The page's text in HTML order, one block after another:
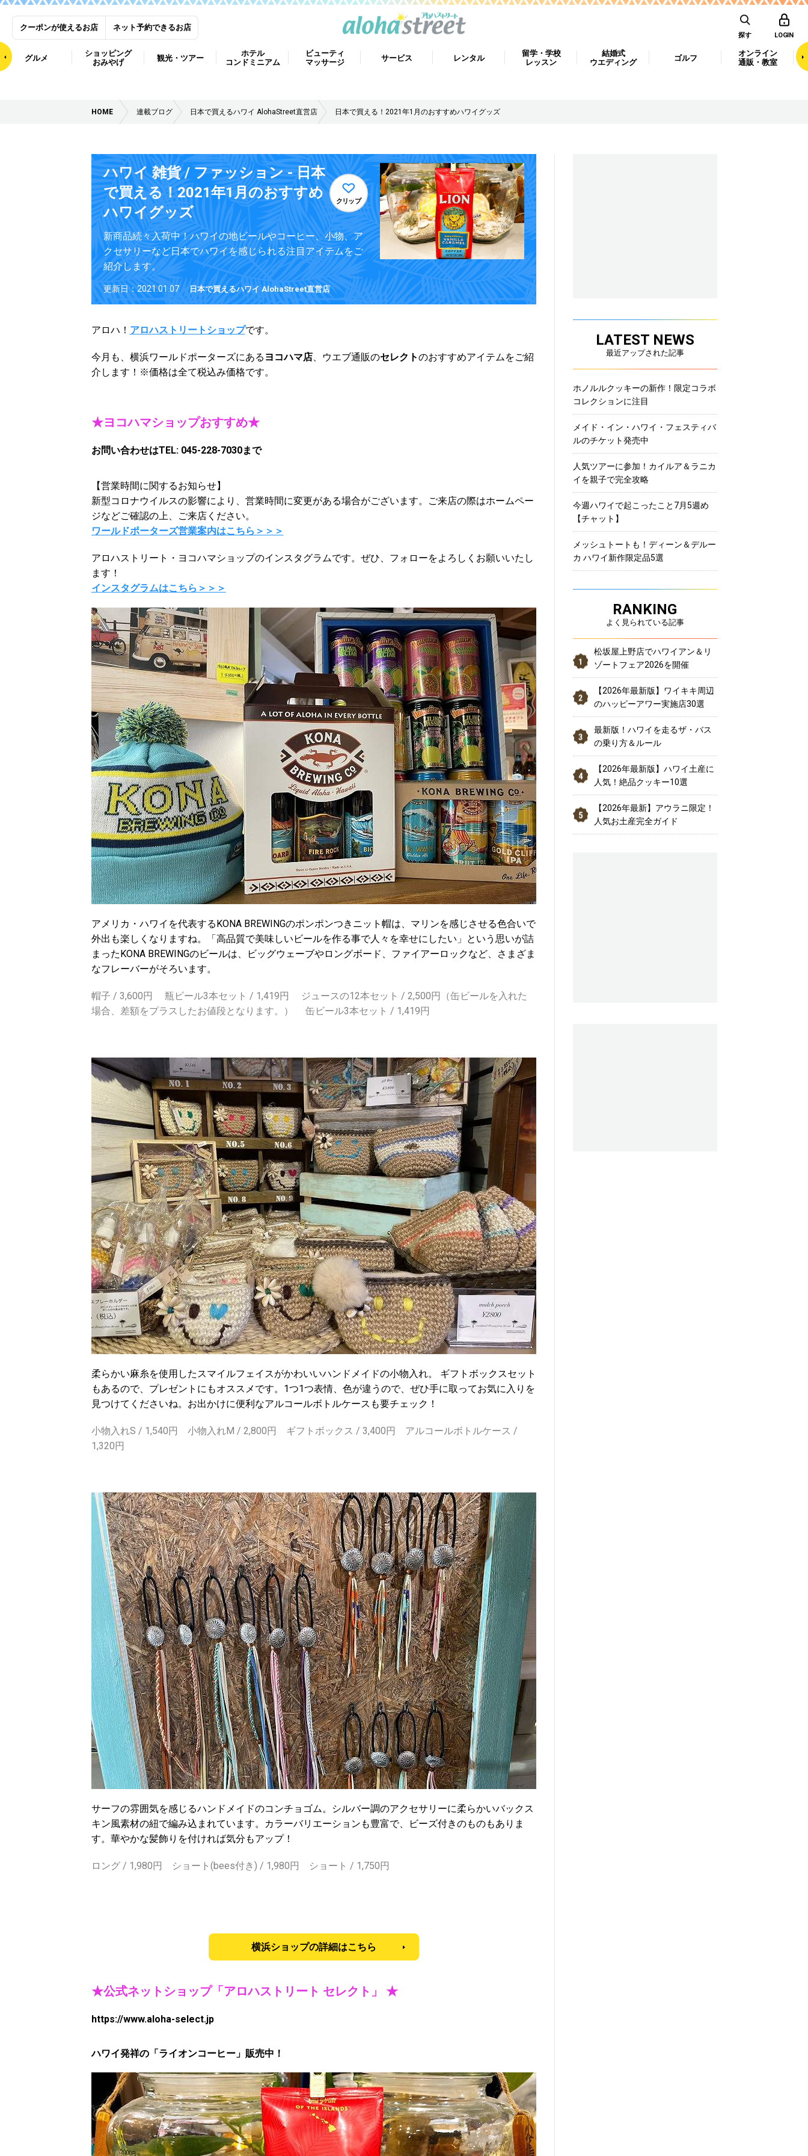
クーポンが使えるお店 ネット予約できるお店
探す LOGIN
グルメ
ショッピング
おみやげ
観光・ツアー
ホテル
コンドミニアム
ビューティ
マッサージ
サービス レンタル
留学・学校
レッスン
結婚式
ウエディング
ゴルフ
オンライン
通販・教室
HOME 連載ブログ 日本で買えるハワイ AlohaStreet直営店 日本で買える！2021年1月のおすすめハワイグッズ
ハワイ 雑貨 / ファッション - 日本
で買える！2021年1月のおすすめ
ハワイグッズ
クリップ
新商品続々入荷中！ハワイの地ビールやコーヒー、小物、ア
クセサリーなど日本でハワイを感じられる注目アイテムをご
紹介します。
更新日：2021.01.07 日本で買えるハワイ AlohaStreet直営店
アロハ！ アロハストリートショップです。
今月も、横浜ワールドポーターズにある ヨコハマ店、ウエブ通販のセレクトのおすすめアイテムをご紹
介します！※価格は全て税込み価格です。
★ヨコハマショップおすすめ★
お問い合わせはTEL: 045-228-7030まで
【営業時間に関するお知らせ】
新型コロナウイルスの影響により、営業時間に変更がある場合がございます。ご来店の際はホームペー
ジなどご確認の上、ご来店ください。
ワールドポーターズ営業案内はこちら＞＞＞
アロハストリート・ヨコハマショップのインスタグラムです。ぜひ、フォローをよろしくお願いいたし
ます！
インスタグラムはこちら＞＞＞
アメリカ・ハワイを代表するKONA BREWINGのポンポンつきニット帽は、マリンを感じさせる色合いで
外出も楽しくなりますね。「高品質で美味しいビールを作る事で人々を幸せにしたい」という思いが詰
まったKONA BREWINGのビールは、ビッグウェーブやロングボード、ファイアーロックなど、さまざま
なフレーバーがそろいます。
帽子 / 3,600円 瓶ビール3本セット / 1,419円 ジュースの12本セット / 2,500円（缶ビールを入れた
場合、差額をプラスしたお値段となります。） 缶ビール3本セット / 1,419円
柔らかい麻糸を使用したスマイルフェイスがかわいいハンドメイドの小物入れ。 ギフトボックスセット
もあるので、プレゼントにもオススメです。1つ1つ表情、色が違うので、ぜひ手に取ってお気に入りを
見つけてくださいね。お出かけに便利なアルコールボトルケースも要チェック！
小物入れS / 1,540円 小物入れM / 2,800円 ギフトボックス / 3,400円 アルコールボトルケース /
1,320円
サーフの雰囲気を感じるハンドメイドのコンチョゴム。シルバー調のアクセサリーに柔らかいバックス
キン風素材の紐で編み込まれています。カラーバリエーションも豊富で、ビーズ付きのものもありま
す。華やかな髪飾りを付ければ気分もアップ！
ロング / 1,980円 ショート(bees付き) / 1,980円 ショート / 1,750円
横浜ショップの詳細はこちら
★公式ネットショップ「アロハストリート セレクト」 ★
https://www.aloha-select.jp
ハワイ発祥の「ライオンコーヒー」販売中！
LATEST NEWS
最近アップされた記事
ホノルルクッキーの新作！限定コラボ
コレクションに注目
メイド・イン・ハワイ・フェスティバ
ルのチケット発売中
人気ツアーに参加！カイルア＆ラニカ
イを親子で完全攻略
今週ハワイで起こったこと7月5週め
【チャット】
メッシュトートも！ディーン＆デルー
カ ハワイ新作限定品5選
RANKING
よく見られている記事
松坂屋上野店でハワイアン＆リ
ゾートフェア2026を開催
【2026年最新版】ワイキキ周辺
のハッピーアワー実施店30選
最新版！ハワイを走るザ・バス
の乗り方＆ルール
【2026年最新版】ハワイ土産に
人気！絶品クッキー10選
【2026年最新】アウラニ限定！
人気お土産完全ガイド